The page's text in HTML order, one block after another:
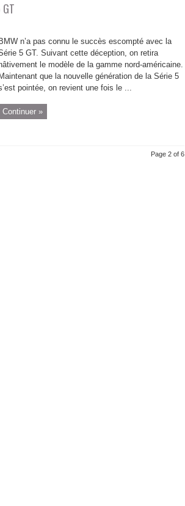
BMW n’a pas connu le succès escompté avec la
5 GT. Suivant cette déception, on retira
hâtivement le modèle de la gamme nord-américaine.
Maintenant que la nouvelle génération de la Série 5
pointée, on revient une fois le ...
Continuer »
Page 2 of 6